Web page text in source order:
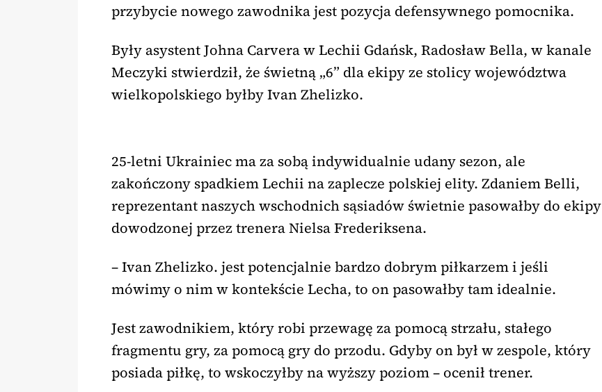
przybycie nowego zawodnika jest pozycja defensywnego pomocnika.
Były asystent Johna Carvera w Lechii Gdańsk, Radosław Bella, w kanale
Meczyki stwierdził, że świetną „6” dla ekipy ze stolicy województwa
wielkopolskiego byłby Ivan Zhelizko.
25-letni Ukrainiec ma za sobą indywidualnie udany sezon, ale
zakończony spadkiem Lechii na zaplecze polskiej elity. Zdaniem Belli,
reprezentant naszych wschodnich sąsiadów świetnie pasowałby do ekipy
dowodzonej przez trenera Nielsa Frederiksena.
– Ivan Zhelizko. jest potencjalnie bardzo dobrym piłkarzem i jeśli
mówimy o nim w kontekście Lecha, to on pasowałby tam idealnie.
Jest zawodnikiem, który robi przewagę za pomocą strzału, stałego
fragmentu gry, za pomocą gry do przodu. Gdyby on był w zespole, który
posiada piłkę, to wskoczyłby na wyższy poziom – ocenił trener.